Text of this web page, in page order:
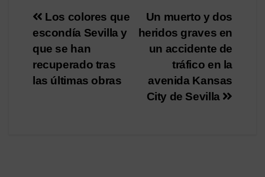
Navegación
de
entradas
Un muerto y dos
heridos graves en
un accidente de
tráfico en la
avenida Kansas
City de Sevilla
Los colores que
escondía Sevilla y
que se han
recuperado tras
las últimas obras